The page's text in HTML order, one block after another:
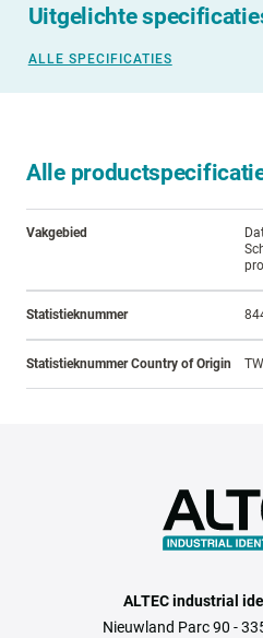
Uitgelichte
ALLE SPECIFICATIES
Alle
Vakgebied
Statistieknummer
Statistieknummer Country of Origin TW
ALTEC industrial
Nieuwland Parc 90 -